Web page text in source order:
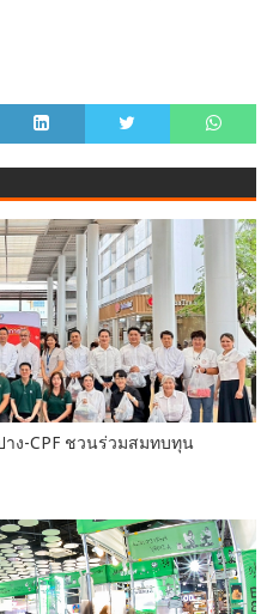
ง-CPF ชวนร่วมสมทบทุน